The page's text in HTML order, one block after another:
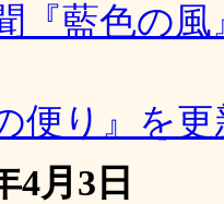
『藍色の
便り』を
4月3日